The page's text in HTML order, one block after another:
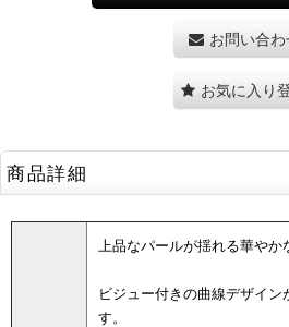
お問い合わ
お気に入り
商品詳細
上品なパールが揺れる華やか
ビジュー付きの曲線デザイン
す。